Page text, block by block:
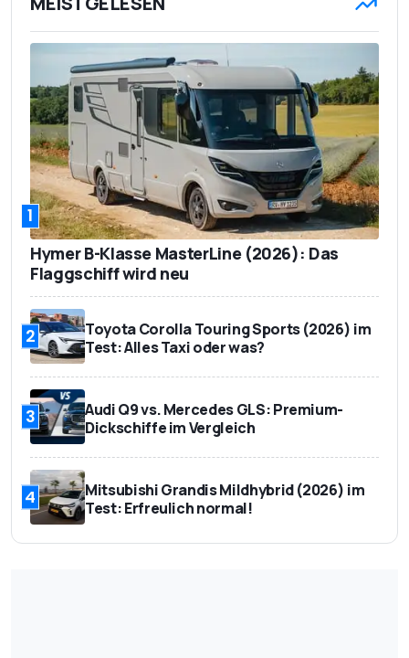
1
Hymer B-Klasse MasterLine (2026): Das
Flaggschiff wird neu
2
Toyota Corolla Touring Sports (2026) im
Test: Alles Taxi oder was?
3
Audi Q9 vs. Mercedes GLS: Premium-
Dickschiffe im Vergleich
4
Mitsubishi Grandis Mildhybrid (2026) im
Test: Erfreulich normal!